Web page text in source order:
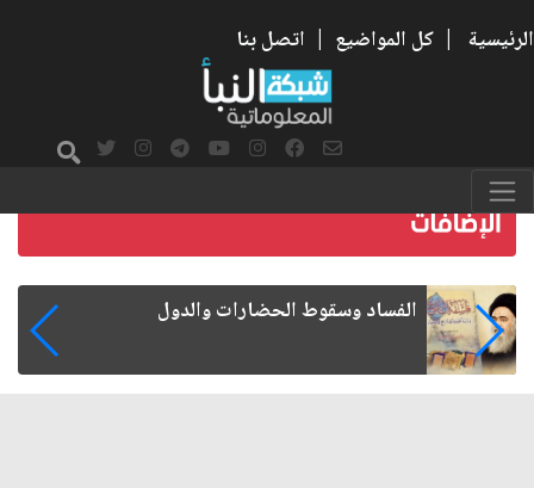
الرئيسية | كل المواضيع | اتصل بنا
رواتب الموظفين على صفيح ساخن